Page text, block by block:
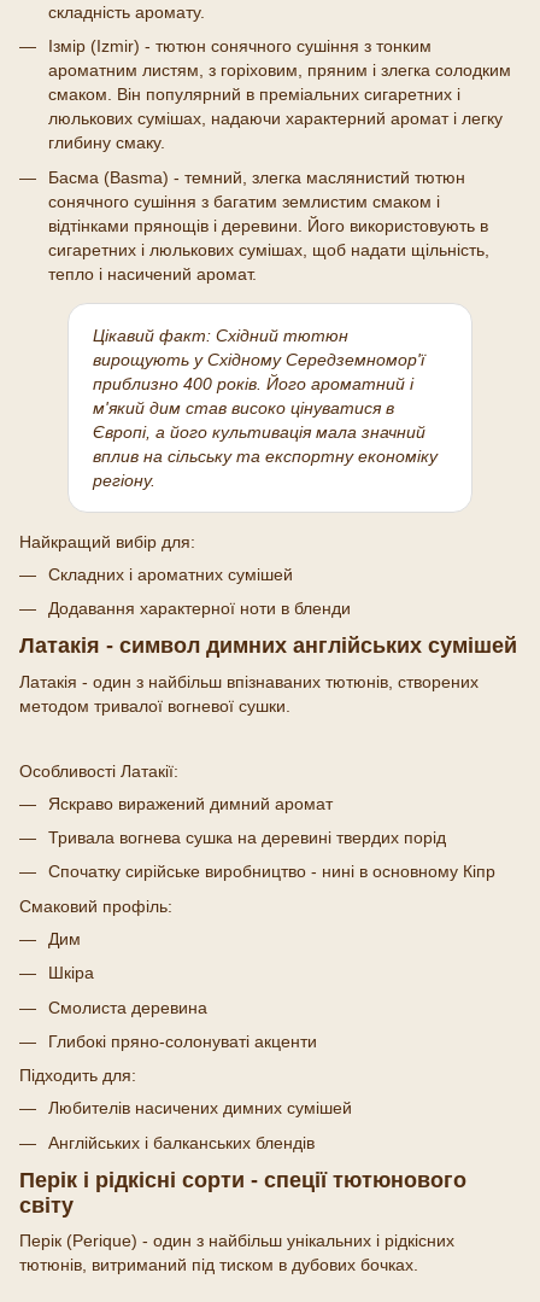
складність аромату.
Ізмір (Izmir) - тютюн сонячного сушіння з тонким
ароматним листям, з горіховим, пряним і злегка солодким
смаком. Він популярний в преміальних сигаретних і
люлькових сумішах, надаючи характерний аромат і легку
глибину смаку.
Басма (Basma) - темний, злегка маслянистий тютюн
сонячного сушіння з багатим землистим смаком і
відтінками прянощів і деревини. Його використовують в
сигаретних і люлькових сумішах, щоб надати щільність,
тепло і насичений аромат.
Цікавий факт: Східний тютюн
вирощують у Східному Середземномор'ї
приблизно 400 років. Його ароматний і
м'який дим став високо цінуватися в
Європі, а його культивація мала значний
вплив на сільську та експортну економіку
регіону.
Найкращий вибір для:
Складних і ароматних сумішей
Додавання характерної ноти в бленди
Латакія - символ димних англійських сумішей
Латакія - один з найбільш впізнаваних тютюнів, створених
методом тривалої вогневої сушки.
Особливості Латакії:
Яскраво виражений димний аромат
Тривала вогнева сушка на деревині твердих порід
Спочатку сирійське виробництво - нині в основному Кіпр
Смаковий профіль:
Дим
Шкіра
Смолиста деревина
Глибокі пряно-солонуваті акценти
Підходить для:
Любителів насичених димних сумішей
Англійських і балканських блендів
Перік і рідкісні сорти - спеції тютюнового
світу
Перік (Perique) - один з найбільш унікальних і рідкісних
тютюнів, витриманий під тиском в дубових бочках.